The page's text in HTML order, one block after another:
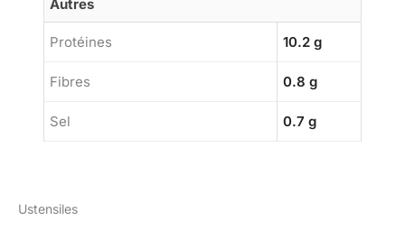
Autres
Protéines 10.2 g
Fibres 0.8 g
Sel 0.7 g
Ustensiles